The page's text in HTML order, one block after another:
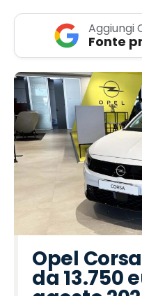
Aggiungi
Fonte
Opel
da 13.750